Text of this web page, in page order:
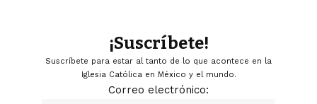
¡Suscríbete!
Suscríbete para estar al tanto de lo que acontece en la
Iglesia Católica en México y el mundo.
Correo electrónico: